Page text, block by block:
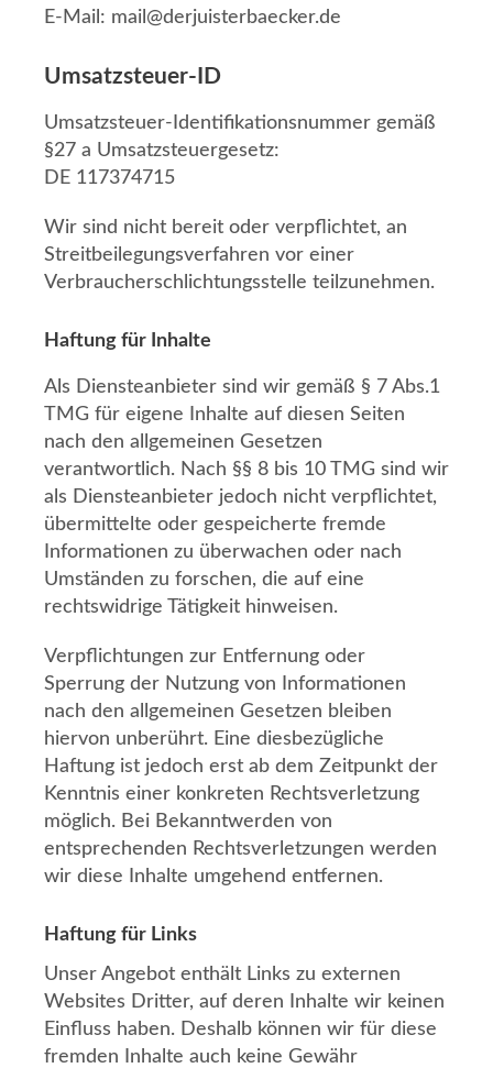
E-Mail: mail@derjuisterbaecker.de
Umsatzsteuer-ID
Umsatzsteuer-Identifikationsnummer gemäß
§27 a Umsatzsteuergesetz:
DE 117374715
Wir sind nicht bereit oder verpflichtet, an
Streitbeilegungsverfahren vor einer
Verbraucherschlichtungsstelle teilzunehmen.
Haftung für Inhalte
Als Diensteanbieter sind wir gemäß § 7 Abs.1
TMG für eigene Inhalte auf diesen Seiten
nach den allgemeinen Gesetzen
verantwortlich. Nach §§ 8 bis 10 TMG sind wir
als Diensteanbieter jedoch nicht verpflichtet,
übermittelte oder gespeicherte fremde
Informationen zu überwachen oder nach
Umständen zu forschen, die auf eine
rechtswidrige Tätigkeit hinweisen.
Verpflichtungen zur Entfernung oder
Sperrung der Nutzung von Informationen
nach den allgemeinen Gesetzen bleiben
hiervon unberührt. Eine diesbezügliche
Haftung ist jedoch erst ab dem Zeitpunkt der
Kenntnis einer konkreten Rechtsverletzung
möglich. Bei Bekanntwerden von
entsprechenden Rechtsverletzungen werden
wir diese Inhalte umgehend entfernen.
Haftung für Links
Unser Angebot enthält Links zu externen
Websites Dritter, auf deren Inhalte wir keinen
Einfluss haben. Deshalb können wir für diese
fremden Inhalte auch keine Gewähr